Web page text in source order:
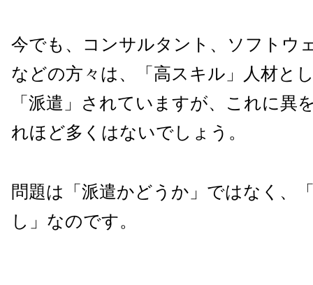
今でも、コンサルタント、ソフトウ
などの方々は、「高スキル」人材と
「派遣」されていますが、これに異
れほど多くはないでしょう。
問題は「派遣かどうか」ではなく、
し」なのです。